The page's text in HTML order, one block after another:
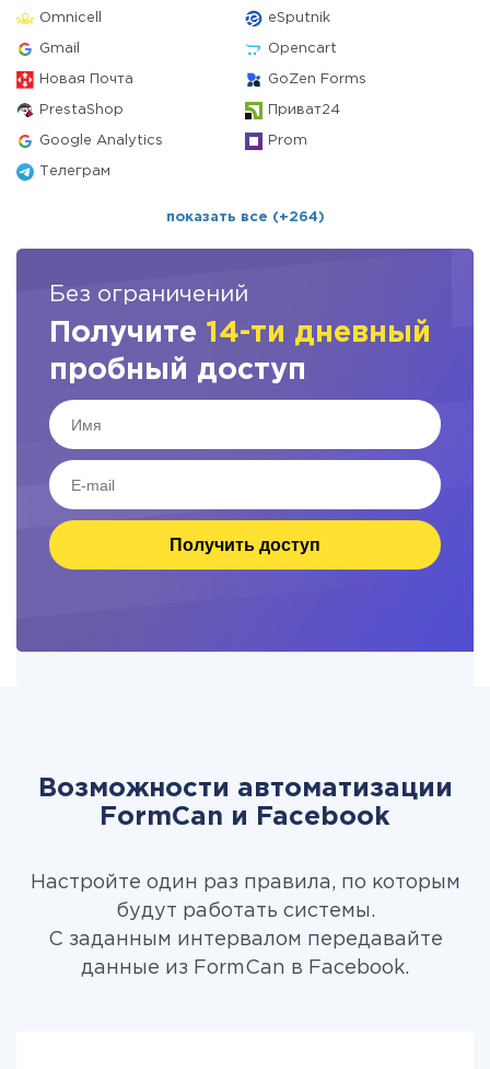
Omnicell eSputnik
Gmail Opencart
Новая Почта GoZen Forms
PrestaShop Приват24
Google Analytics Prom
Телеграм
показать все (+264)
Без ограничений
Получите 14-ти дневный
пробный доступ
Получить доступ
Возможности автоматизации
FormCan и Facebook
Настройте один раз правила, по которым
будут работать системы.
С заданным интервалом передавайте
данные из FormCan в Facebook.